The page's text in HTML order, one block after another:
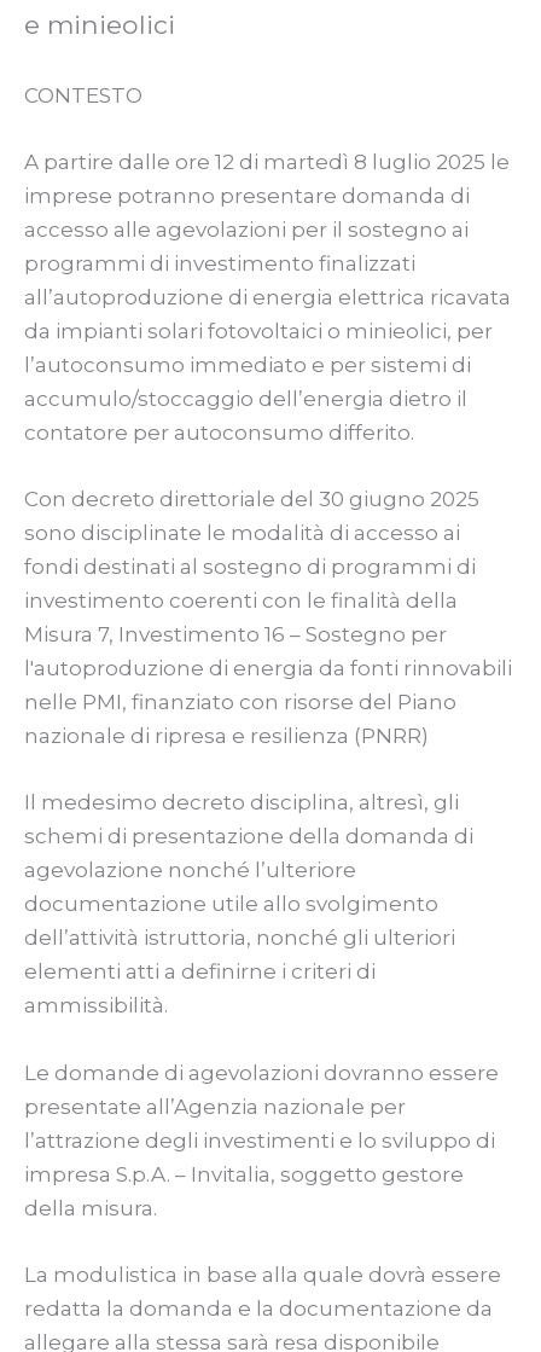
e minieolici
CONTESTO
A partire dalle ore 12 di martedì 8 luglio 2025 le
imprese potranno presentare domanda di
accesso alle agevolazioni per il sostegno ai
programmi di investimento finalizzati
all’autoproduzione di energia elettrica ricavata
da impianti solari fotovoltaici o minieolici, per
l’autoconsumo immediato e per sistemi di
accumulo/stoccaggio dell’energia dietro il
contatore per autoconsumo differito.
Con decreto direttoriale del 30 giugno 2025
sono disciplinate le modalità di accesso ai
fondi destinati al sostegno di programmi di
investimento coerenti con le finalità della
Misura 7, Investimento 16 – Sostegno per
l'autoproduzione di energia da fonti rinnovabili
nelle PMI, finanziato con risorse del Piano
nazionale di ripresa e resilienza (PNRR)
Il medesimo decreto disciplina, altresì, gli
schemi di presentazione della domanda di
agevolazione nonché l’ulteriore
documentazione utile allo svolgimento
dell’attività istruttoria, nonché gli ulteriori
elementi atti a definirne i criteri di
ammissibilità.
Le domande di agevolazioni dovranno essere
presentate all’Agenzia nazionale per
l’attrazione degli investimenti e lo sviluppo di
impresa S.p.A. – Invitalia, soggetto gestore
della misura.
La modulistica in base alla quale dovrà essere
redatta la domanda e la documentazione da
allegare alla stessa sarà resa disponibile